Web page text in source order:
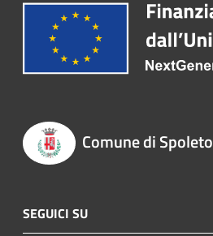
Comune di Spoleto
SEGUICI SU